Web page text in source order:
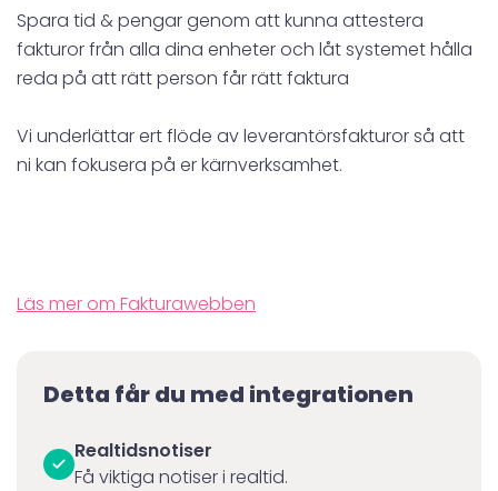
Spara tid & pengar genom att kunna attestera
fakturor från alla dina enheter och låt systemet hålla
reda på att rätt person får rätt faktura
Vi underlättar ert flöde av leverantörsfakturor så att
ni kan fokusera på er kärnverksamhet.
Läs mer om Fakturawebben
Detta får du med integrationen
Realtidsnotiser
Få viktiga notiser i realtid.